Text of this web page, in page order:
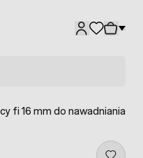
fi 16 mm do nawadniania